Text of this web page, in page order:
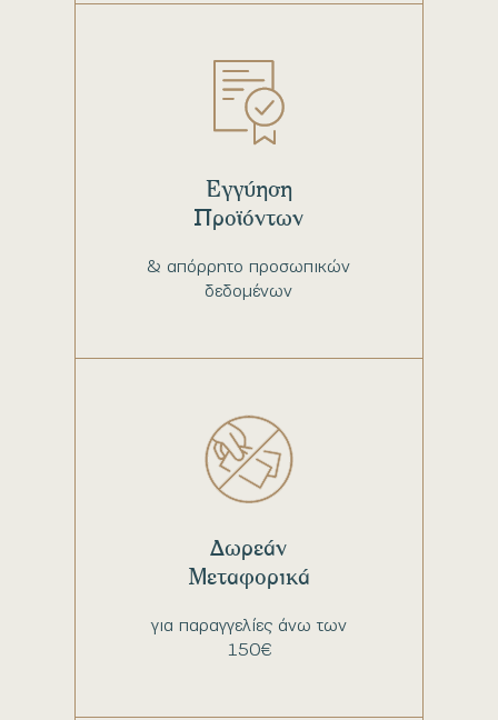
& απόρρητο προσωπικών
δεδομένων
Εγγύηση
Προϊόντων
για παραγγελίες άνω των
150€
Δωρεάν
Μεταφορικά